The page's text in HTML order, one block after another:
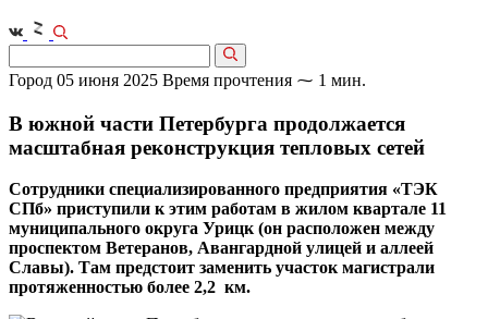
Город 05 июня 2025 Время прочтения ⁓ 1 мин.
В южной части Петербурга продолжается
масштабная реконструкция тепловых сетей
Сотрудники специализированного предприятия «ТЭК
СПб» приступили к этим работам в жилом квартале 11
муниципального округа Урицк (он расположен между
проспектом Ветеранов, Авангардной улицей и аллеей
Славы). Там предстоит заменить участок магистрали
протяженностью более 2,2 км.